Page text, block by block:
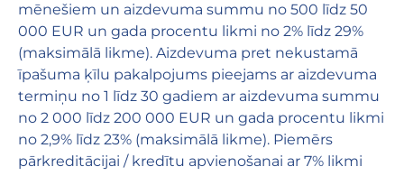
mēnešiem un aizdevuma summu no 500 līdz 50
000 EUR un gada procentu likmi no 2% līdz 29%
(maksimālā likme). Aizdevuma pret nekustamā
īpašuma ķīlu pakalpojums pieejams ar aizdevuma
termiņu no 1 līdz 30 gadiem ar aizdevuma summu
no 2 000 līdz 200 000 EUR un gada procentu likmi
no 2,9% līdz 23% (maksimālā likme). Piemērs
pārkreditācijai / kredītu apvienošanai ar 7% likmi